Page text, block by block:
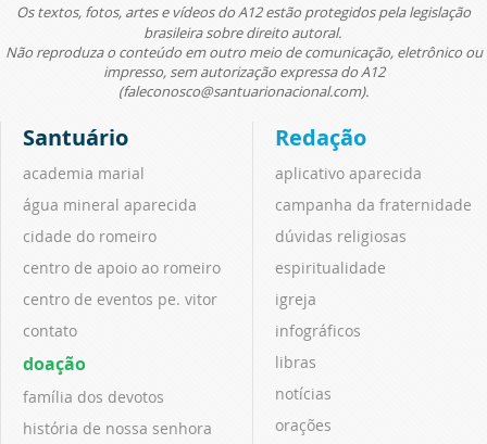
Os textos, fotos, artes e vídeos do A12 estão protegidos pela legislação
brasileira sobre direito autoral.
Não reproduza o conteúdo em outro meio de comunicação, eletrônico ou
impresso, sem autorização expressa do A12
(faleconosco@santuarionacional.com).
Santuário
academia marial
água mineral aparecida
cidade do romeiro
centro de apoio ao romeiro
centro de eventos pe. vitor
contato
doação
família dos devotos
história de nossa senhora
Redação
aplicativo aparecida
campanha da fraternidade
dúvidas religiosas
espiritualidade
igreja
infográficos
libras
notícias
orações